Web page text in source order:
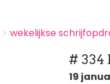
wekelijkse
# 334
19